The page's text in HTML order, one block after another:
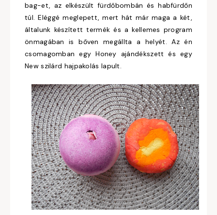
bag-et, az elkészült fürdőbombán és habfürdőn
túl. Eléggé meglepett, mert hát már maga a két,
általunk készített termék és a kellemes program
önmagában is bőven megállta a helyét. Az én
csomagomban egy Honey ajándékszett és egy
New szilárd hajpakolás lapult.